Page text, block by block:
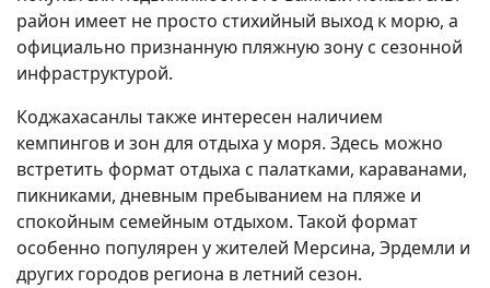
район имеет не просто стихийный выход к морю, а
официально признанную пляжную зону с сезонной
инфраструктурой.
Коджахасанлы также интересен наличием
кемпингов и зон для отдыха у моря. Здесь можно
встретить формат отдыха с палатками, караванами,
пикниками, дневным пребыванием на пляже и
спокойным семейным отдыхом. Такой формат
особенно популярен у жителей Мерсина, Эрдемли и
других городов региона в летний сезон.